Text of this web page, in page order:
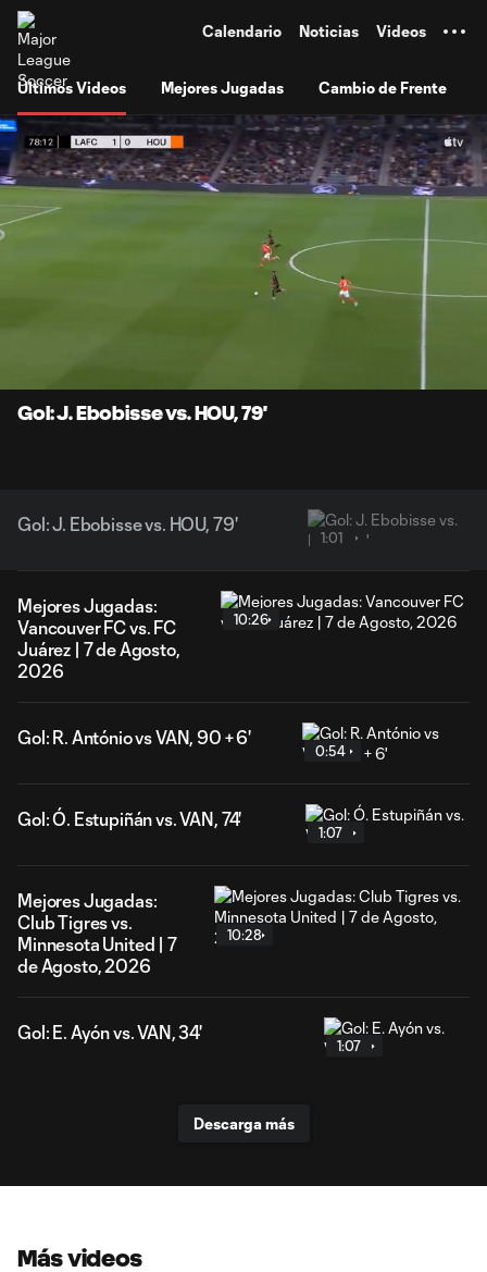
Calendario Noticias Videos
Últimos Videos Mejores Jugadas Cambio de Frente
Gol: J. Ebobisse vs. HOU, 79'
Gol: J. Ebobisse vs. HOU, 79'
1:01
Mejores Jugadas:
Vancouver FC vs. FC
Juárez | 7 de Agosto,
2026
10:26
Gol: R. António vs VAN, 90 + 6'
0:54
Gol: Ó. Estupiñán vs. VAN, 74'
1:07
Mejores Jugadas:
Club Tigres vs.
Minnesota United | 7
de Agosto, 2026
10:28
Gol: E. Ayón vs. VAN, 34'
1:07
Descarga más
Más videos